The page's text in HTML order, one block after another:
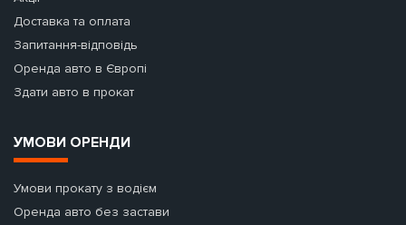
Доставка та оплата
Запитання-відповідь
Оренда авто в Європі
Здати авто в прокат
УМОВИ ОРЕНДИ
Умови прокату з водієм
Оренда авто без застави